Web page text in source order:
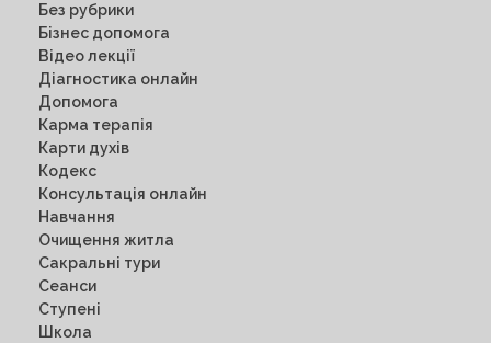
Без рубрики
Бізнес допомога
Відео лекції
Діагностика онлайн
Допомога
Карма терапія
Карти духів
Кодекс
Консультація онлайн
Навчання
Очищення житла
Сакральні тури
Сеанси
Ступені
Школа